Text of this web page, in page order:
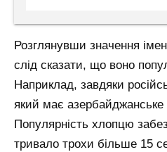
Розглянувши значення
слід сказати, що воно
Наприклад, завдяки
який має
Популярність хлопцю
тривало трохи більше 15